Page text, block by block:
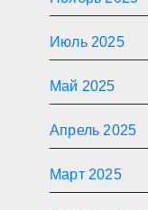
Июль 2025
Май 2025
Апрель 2025
Март 2025